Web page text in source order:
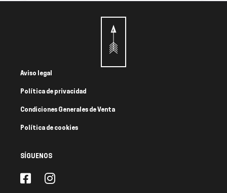
Aviso legal
Política de privacidad
Condiciones Generales de Venta
Política de cookies
SÍGUENOS